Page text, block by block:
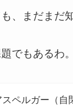
、まだまだ
でもあるわ。
スペルガー（自